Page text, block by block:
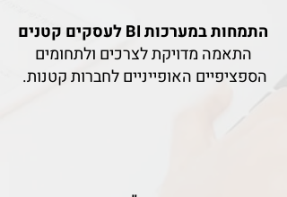
התמחות במערכות BI לעסקים קטנים
התאמה מדויקת לצרכים ולתחומים
הספציפיים האופייניים לחברות קטנות.